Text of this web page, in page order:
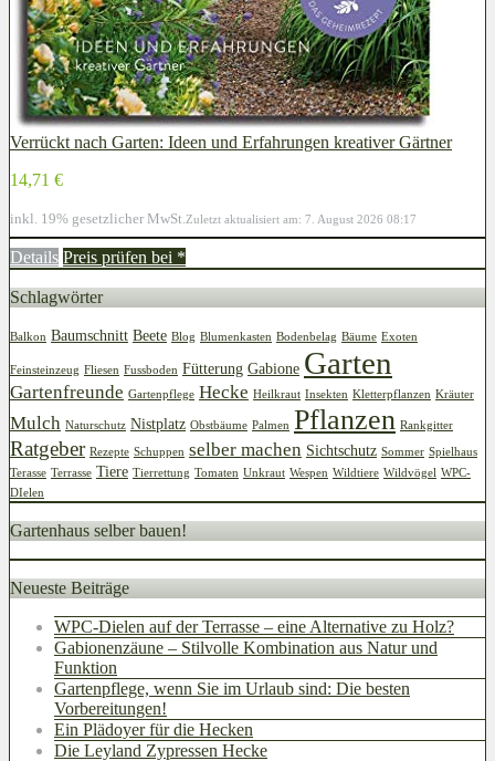
Verrückt nach Garten: Ideen und Erfahrungen kreativer Gärtner
14,71 €
inkl. 19% gesetzlicher MwSt. Zuletzt aktualisiert am: 7. August 2026 08:17
Details Preis prüfen bei *
Schlagwörter
Balkon Baumschnitt Beete Blog Blumenkasten Bodenbelag Bäume Exoten
Feinsteinzeug Fliesen Fussboden Fütterung Gabione Garten
Gartenfreunde Gartenpflege Hecke Heilkraut Insekten Kletterpflanzen Kräuter
Mulch Naturschutz Nistplatz Obstbäume Palmen Pflanzen Rankgitter
Ratgeber Rezepte Schuppen selber machen Sichtschutz Sommer Spielhaus
Terasse Terrasse Tiere Tierrettung Tomaten Unkraut Wespen Wildtiere Wildvögel WPC-
DIelen
Gartenhaus selber bauen!
Neueste Beiträge
WPC-Dielen auf der Terrasse – eine Alternative zu Holz?
Gabionenzäune – Stilvolle Kombination aus Natur und
Funktion
Gartenpflege, wenn Sie im Urlaub sind: Die besten
Vorbereitungen!
Ein Plädoyer für die Hecken
Die Leyland Zypressen Hecke